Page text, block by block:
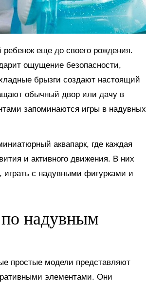
еще до своего рождения.
ощущение безопасности,
брызги создают настоящий
обычный двор или дачу в
запоминаются игры в надувных
аквапарк, где каждая
и активного движения. В них
играть с надувными фигурками и
по надувным
простые модели представляют
элементами. Они